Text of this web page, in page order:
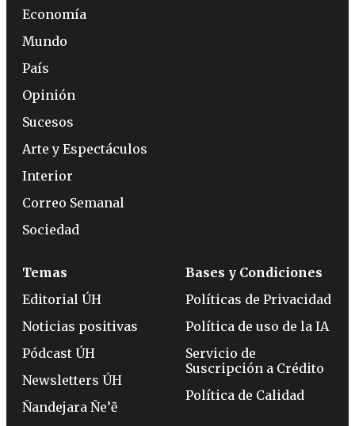
Economía
Mundo
País
Opinión
Sucesos
Arte y Espectáculos
Interior
Correo Semanal
Sociedad
Temas
Editorial ÚH
Noticias positivas
Pódcast ÚH
Newsletters ÚH
Ñandejara Ñe’ẽ
Bases y Condiciones
Políticas de Privacidad
Política de uso de la IA
Servicio de
Suscripción a Crédito
Política de Calidad